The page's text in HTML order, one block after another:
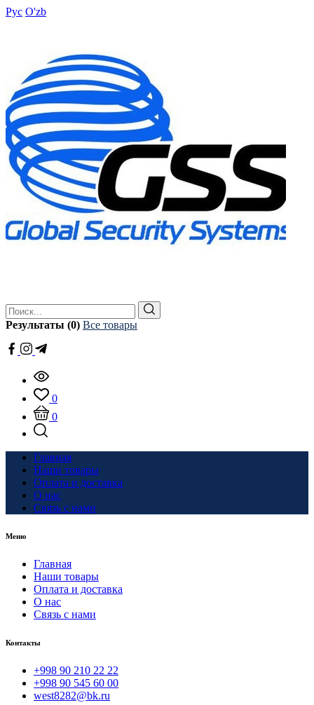
Рус O'zb
Результаты (0) Все товары
0
0
Главная
Наши товары
Оплата и доставка
О нас
Связь с нами
Меню
Главная
Наши товары
Оплата и доставка
О нас
Связь с нами
Контакты
+998 90 210 22 22
+998 90 545 60 00
west8282@bk.ru